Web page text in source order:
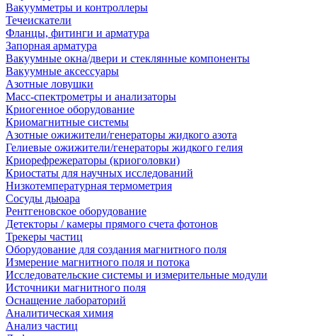
Вакуумметры и контроллеры
Течеискатели
Фланцы, фитинги и арматура
Запорная арматура
Вакуумные окна/двери и стеклянные компоненты
Вакуумные аксессуары
Азотные ловушки
Масс-спектрометры и анализаторы
Криогенное оборудование
Криомагнитные системы
Азотные ожижители/генераторы жидкого азота
Гелиевые ожижители/генераторы жидкого гелия
Криорефрежераторы (криоголовки)
Криостаты для научных исследований
Низкотемпературная термометрия
Сосуды дьюара
Рентгеновское оборудование
Детекторы / камеры прямого счета фотонов
Трекеры частиц
Оборудование для создания магнитного поля
Измерение магнитного поля и потока
Исследовательские системы и измерительные модули
Источники магнитного поля
Оснащение лабораторий
Аналитическая химия
Анализ частиц